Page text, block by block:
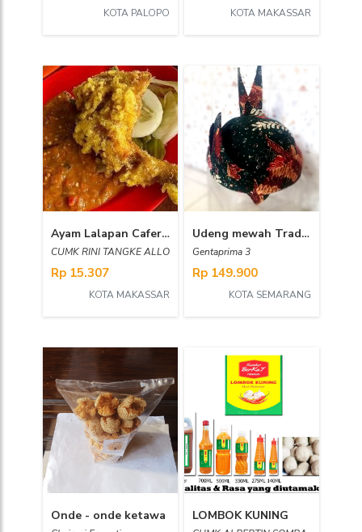
KOTA PALOPO KOTA MAKASSAR
Ayam Lalapan Caferin
CUMK RINI TANGKE ALLO
Rp 15.307
KOTA MAKASSAR
Udeng mewah Tradisional Jawa Timur_cu prima
Gentaprima 3
Rp 149.900
KOTA SEMARANG
Onde - onde ketawa LOMBOK KUNING